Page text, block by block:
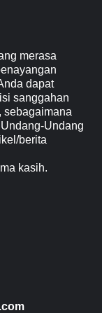
merasa
dapat
sanggahan
sebagaimana
Undang
berita
kasih.